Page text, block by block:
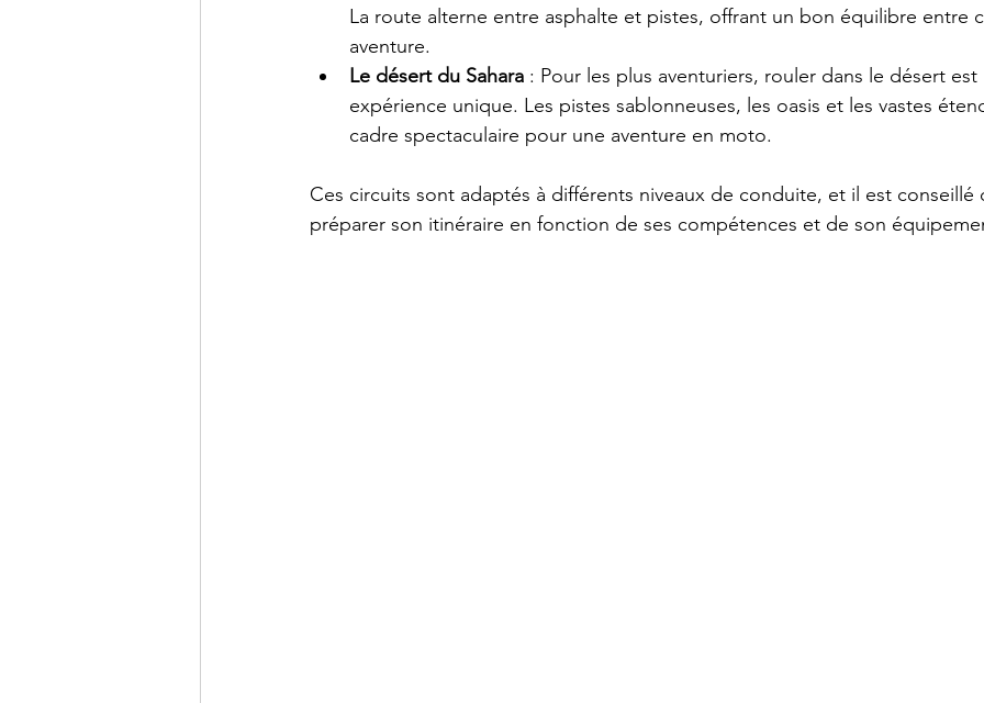
La route alterne entre asphalte et pistes, offrant un bon équilibre entre
aventure.
Le désert du Sahara : Pour les plus aventuriers, rouler dans le désert
expérience unique. Les pistes sablonneuses, les oasis et les vastes
cadre spectaculaire pour une aventure en moto.
Ces circuits sont adaptés à différents niveaux de conduite, et il est
préparer son itinéraire en fonction de ses compétences et de son